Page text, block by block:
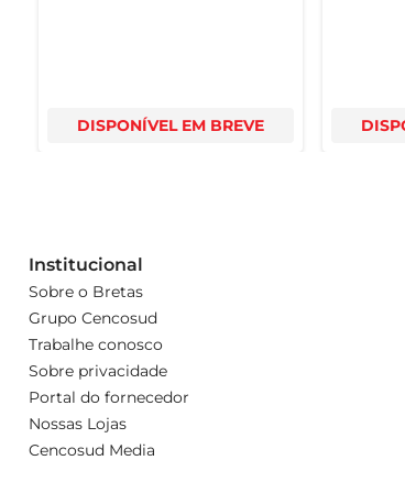
DISPONÍVEL EM BREVE
Institucional
Sobre o Bretas
Grupo Cencosud
Trabalhe conosco
Sobre privacidade
Portal do fornecedor
Nossas Lojas
Cencosud Media